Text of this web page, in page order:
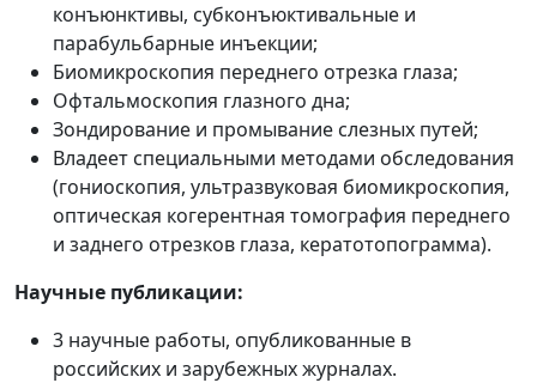
конъюнктивы, субконъюктивальные и
парабульбарные инъекции;
Биомикроскопия переднего отрезка глаза;
Офтальмоскопия глазного дна;
Зондирование и промывание слезных путей;
Владеет специальными методами обследования
(гониоскопия, ультразвуковая биомикроскопия,
оптическая когерентная томография переднего
и заднего отрезков глаза, кератотопограмма).
Научные публикации:
3 научные работы, опубликованные в
российских и зарубежных журналах.